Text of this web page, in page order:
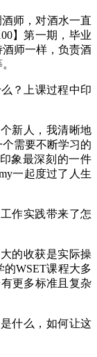
师，对酒水一直
】第一期，毕业
师一样，负责酒
？上课过程中印
新人，我清晰地
需要不断学习的
象最深刻的一件
一起度过了人生
作实践带来了怎
的收获是实际操
WSET课程大多
更多标准且复杂
什么，如何让这